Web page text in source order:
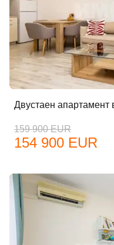
Двустаен
159 900 EUR
154 900 EUR